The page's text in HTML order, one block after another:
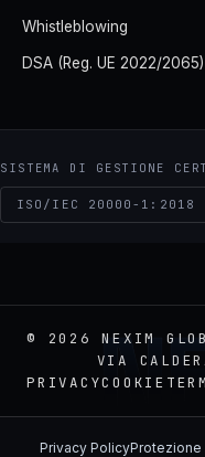
Whistleblowing
DSA (Reg. UE 2022/2065)
SISTEMA DI GESTIONE
ISO/IEC 20000-1:2018
© 2026 NEXIM
VIA
PRIVACYCOOKIE
Privacy PolicyProtezione